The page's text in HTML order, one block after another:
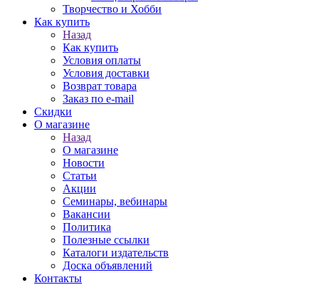
Творчество и Хобби
Как купить
Назад
Как купить
Условия оплаты
Условия доставки
Возврат товара
Заказ по e-mail
Скидки
О магазине
Назад
О магазине
Новости
Статьи
Акции
Семинары, вебинары
Вакансии
Политика
Полезные ссылки
Каталоги издательств
Доска объявлений
Контакты